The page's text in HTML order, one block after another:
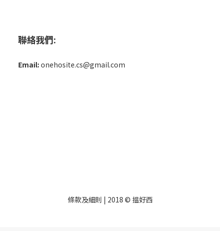
聯絡我們:
Email: onehosite.cs@gmail.com
條款及細則 | 2018 © 揾好西